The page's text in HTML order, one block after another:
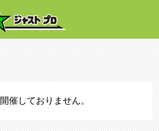
催しておりません。